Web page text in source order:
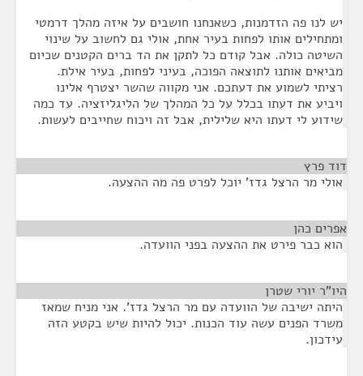
יש לנו פה הזדמנות, כשאנחנו חושבים על איזה מהלך דרמטי
ומתחילים אותו לפחות בעיר אחת, אולי גם לחשוב על שינוי
השיטה כולה. אבל קודם כל לתקן את הד ברים הקטנים שכיום
מביאים אותנו לתוצאה הפוכה, בעיני לפחות, בעיר אילת.
רציתי לשמוע את דעתכם. אני מקווה שהשר יצטרף אלינו
ויביע את דעתו בכלל על כל המהלך של הליגליזציה. עד כמה
שידוע לי דעתו היא שלילית, אבל זה ויכוח שחייבים לעשות.
דוד פרץ
אולי מר הרצל גדז' יוכל לפרט פה מה ההצעה.
אפרים כהן
הוא כבר פירט את ההצעה בפני הוועדה.
היו"ר יורי שטרן
היתה ישיבה של הוועדה עם מר הרצל גדז'. אני מניח שמאז
משרד הפנים עשה עוד הכנות. יכול להיות שיש בקטע הזה
עידכון.